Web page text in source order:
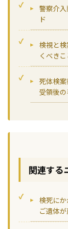
警察介
ド
検視と
くべきこ
死体検
受領後
関連する
検死に
ご遺体